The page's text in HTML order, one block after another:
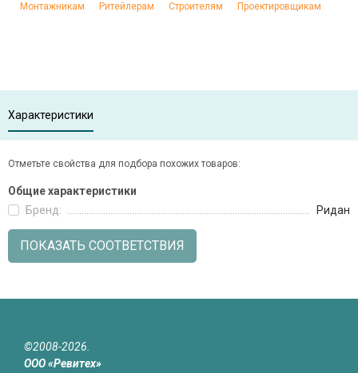
Монтажникам
Ритейлерам Строителям Проектировщикам
Характеристики
Отметьте свойства для подбора похожих товаров:
Общие характеристики
Бренд:
Ридан
ПОКАЗАТЬ СООТВЕТСТВИЯ
©2008-2026.
ООО «Ревитех»